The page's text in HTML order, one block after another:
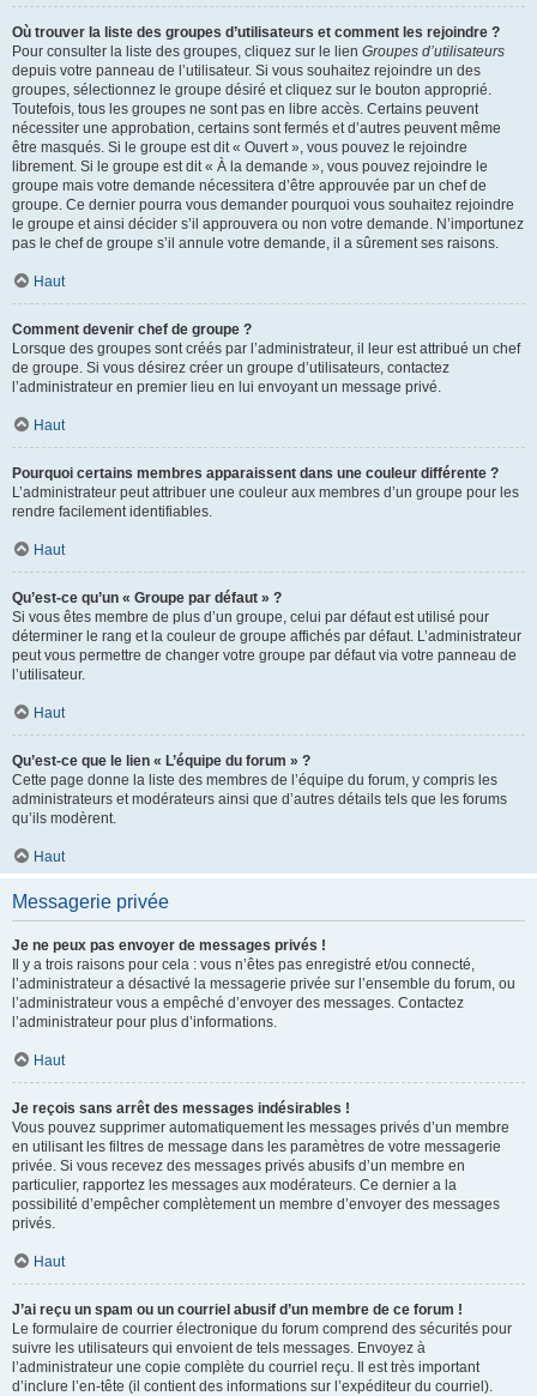
Où trouver la liste des groupes d’utilisateurs et comment les rejoindre ?
Pour consulter la liste des groupes, cliquez sur le lien Groupes d’utilisateurs
depuis votre panneau de l’utilisateur. Si vous souhaitez rejoindre un des
groupes, sélectionnez le groupe désiré et cliquez sur le bouton approprié.
Toutefois, tous les groupes ne sont pas en libre accès. Certains peuvent
nécessiter une approbation, certains sont fermés et d’autres peuvent même
être masqués. Si le groupe est dit « Ouvert », vous pouvez le rejoindre
librement. Si le groupe est dit « À la demande », vous pouvez rejoindre le
groupe mais votre demande nécessitera d’être approuvée par un chef de
groupe. Ce dernier pourra vous demander pourquoi vous souhaitez rejoindre
le groupe et ainsi décider s’il approuvera ou non votre demande. N’importunez
pas le chef de groupe s’il annule votre demande, il a sûrement ses raisons.
Haut
Comment devenir chef de groupe ?
Lorsque des groupes sont créés par l’administrateur, il leur est attribué un chef
de groupe. Si vous désirez créer un groupe d’utilisateurs, contactez
l’administrateur en premier lieu en lui envoyant un message privé.
Haut
Pourquoi certains membres apparaissent dans une couleur différente ?
L’administrateur peut attribuer une couleur aux membres d’un groupe pour les
rendre facilement identifiables.
Haut
Qu’est-ce qu’un « Groupe par défaut » ?
Si vous êtes membre de plus d’un groupe, celui par défaut est utilisé pour
déterminer le rang et la couleur de groupe affichés par défaut. L’administrateur
peut vous permettre de changer votre groupe par défaut via votre panneau de
l’utilisateur.
Haut
Qu’est-ce que le lien « L’équipe du forum » ?
Cette page donne la liste des membres de l’équipe du forum, y compris les
administrateurs et modérateurs ainsi que d’autres détails tels que les forums
qu’ils modèrent.
Haut
Messagerie privée
Je ne peux pas envoyer de messages privés !
Il y a trois raisons pour cela : vous n’êtes pas enregistré et/ou connecté,
l’administrateur a désactivé la messagerie privée sur l’ensemble du forum, ou
l’administrateur vous a empêché d’envoyer des messages. Contactez
l’administrateur pour plus d’informations.
Haut
Je reçois sans arrêt des messages indésirables !
Vous pouvez supprimer automatiquement les messages privés d’un membre
en utilisant les filtres de message dans les paramètres de votre messagerie
privée. Si vous recevez des messages privés abusifs d’un membre en
particulier, rapportez les messages aux modérateurs. Ce dernier a la
possibilité d’empêcher complètement un membre d’envoyer des messages
privés.
Haut
J’ai reçu un spam ou un courriel abusif d’un membre de ce forum !
Le formulaire de courrier électronique du forum comprend des sécurités pour
suivre les utilisateurs qui envoient de tels messages. Envoyez à
l’administrateur une copie complète du courriel reçu. Il est très important
d’inclure l’en-tête (il contient des informations sur l’expéditeur du courriel).